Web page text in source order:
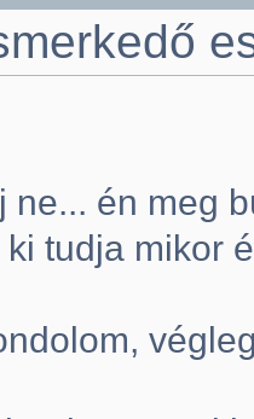
ne... én meg
ki tudja mikor